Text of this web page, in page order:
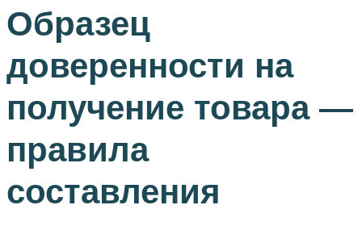
Образец
доверенности на
получение товара —
правила
составления